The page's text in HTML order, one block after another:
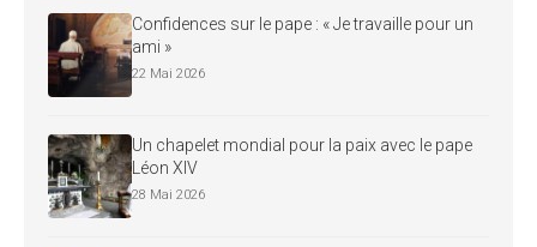
Confidences sur le pape : « Je travaille pour un
ami »
22 Mai 2026
Un chapelet mondial pour la paix avec le pape
Léon XIV
28 Mai 2026